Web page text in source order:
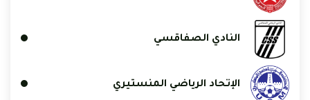
النادي الصفاقسي
الإتحاد الرياضي المنستيري